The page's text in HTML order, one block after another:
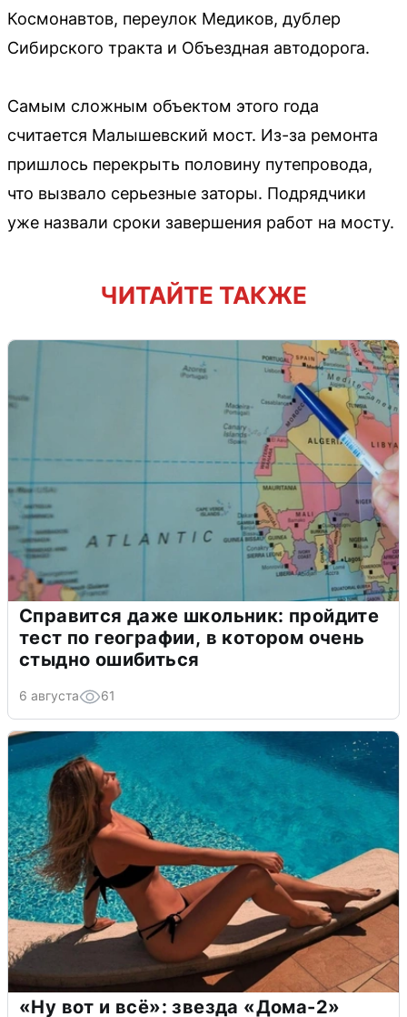
Космонавтов, переулок Медиков, дублер
Сибирского тракта и Объездная автодорога.
Самым сложным объектом этого года
считается Малышевский мост. Из-за ремонта
пришлось перекрыть половину путепровода,
что вызвало серьезные заторы. Подрядчики
уже назвали сроки завершения работ на мосту.
ЧИТАЙТЕ ТАКЖЕ
Справится даже школьник: пройдите
тест по географии, в котором очень
стыдно ошибиться
6 августа 61
«Ну вот и всё»: звезда «Дома-2»